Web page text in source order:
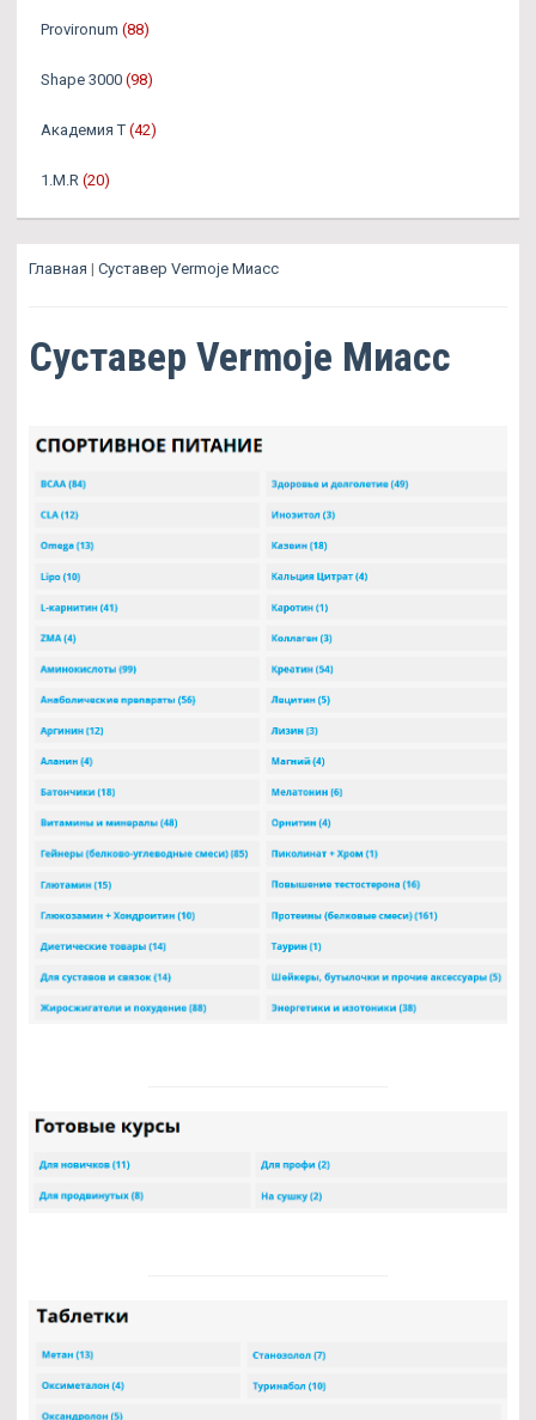
Provironum (88)
Shape 3000 (98)
Академия Т (42)
1.M.R (20)
Главная | Суставер Vermoje Миасс
Суставер Vermoje Миасс